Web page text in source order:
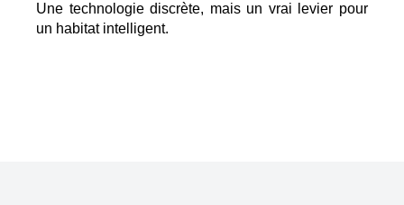
Une technologie discrète, mais un vrai levier pour
un habitat intelligent.